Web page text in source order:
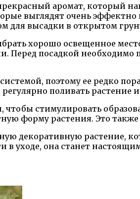
аромат, который
выглядят очень
для высадки в открытом
хорошо освещенное
Перед посадкой необходимо
поэтому ее редко
поливать растение
стимулировать
форму растения. Это
декоративную растение,
уходе, она станет